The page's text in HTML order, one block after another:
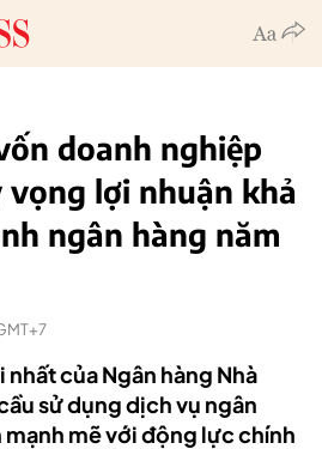
doanh nghiệp
lợi nhuận khả
ngân hàng năm
của Ngân hàng Nhà
sử dụng dịch vụ ngân
mẽ với động lực chính